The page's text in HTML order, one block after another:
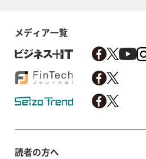
メディア一覧
読者の方へ